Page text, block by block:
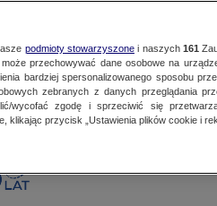
podmioty stowarzyszonei naszych 161
przechowywać dane osobowe na
bardziej spersonalizowanego sposobu
zebranych z danych przeglądania
wycofać zgodę i sprzeciwić się
klikając przycisk „Ustawienia plików cookie i